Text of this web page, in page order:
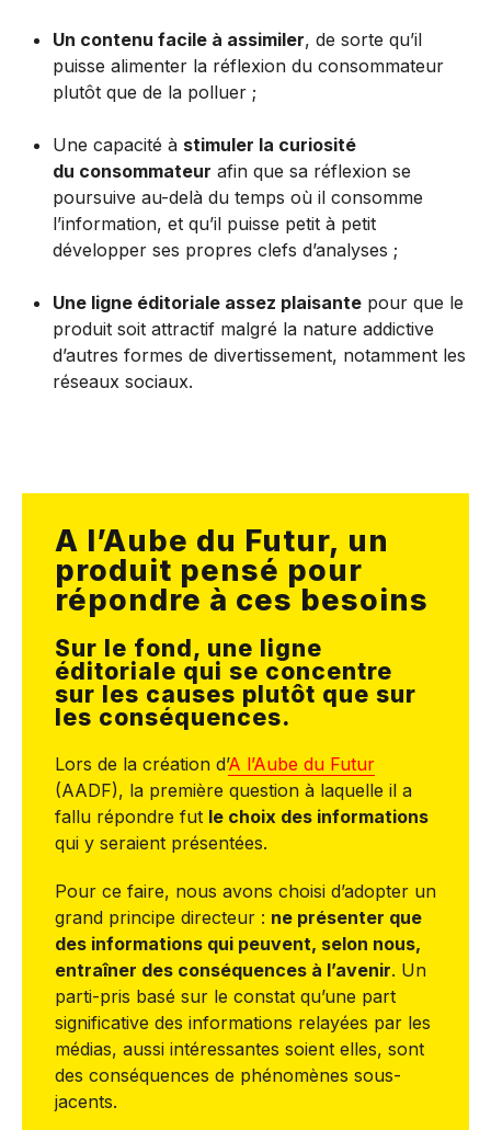
Un contenu facile à assimiler, de sorte qu’il
puisse alimenter la réflexion du consommateur
plutôt que de la polluer ;
Une capacité à stimuler la curiosité
du consommateur afin que sa réflexion se
poursuive au-delà du temps où il consomme
l’information, et qu’il puisse petit à petit
développer ses propres clefs d’analyses ;
Une ligne éditoriale assez plaisante pour que le
produit soit attractif malgré la nature addictive
d’autres formes de divertissement, notamment les
réseaux sociaux.
A l’Aube du Futur, un
produit pensé pour
répondre à ces besoins
Sur le fond, une ligne
éditoriale qui se concentre
sur les causes plutôt que sur
les conséquences.
Lors de la création d’A l’Aube du Futur
(AADF), la première question à laquelle il a
fallu répondre fut le choix des informations
qui y seraient présentées.
Pour ce faire, nous avons choisi d’adopter un
grand principe directeur : ne présenter que
des informations qui peuvent, selon nous,
entraîner des conséquences à l’avenir. Un
parti-pris basé sur le constat qu’une part
significative des informations relayées par les
médias, aussi intéressantes soient elles, sont
des conséquences de phénomènes sous-
jacents.